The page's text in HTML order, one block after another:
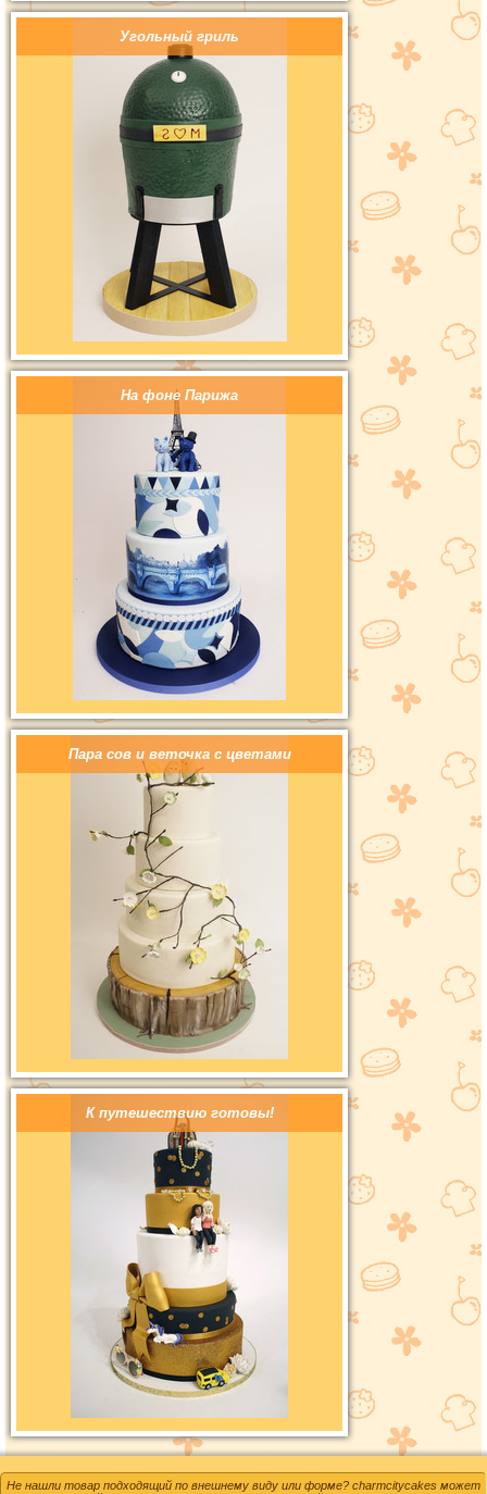
Угольный гриль
На фоне Парижа
Пара сов и веточка с цветами
К путешествию готовы!
Не нашли товар подходящий по внешнему виду или форме? charmcitycakes может